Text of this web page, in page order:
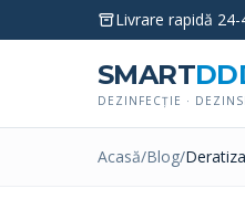
Livrare rapidă 24-
SMART
DEZINFECȚIE ·
Acasă/Blog/